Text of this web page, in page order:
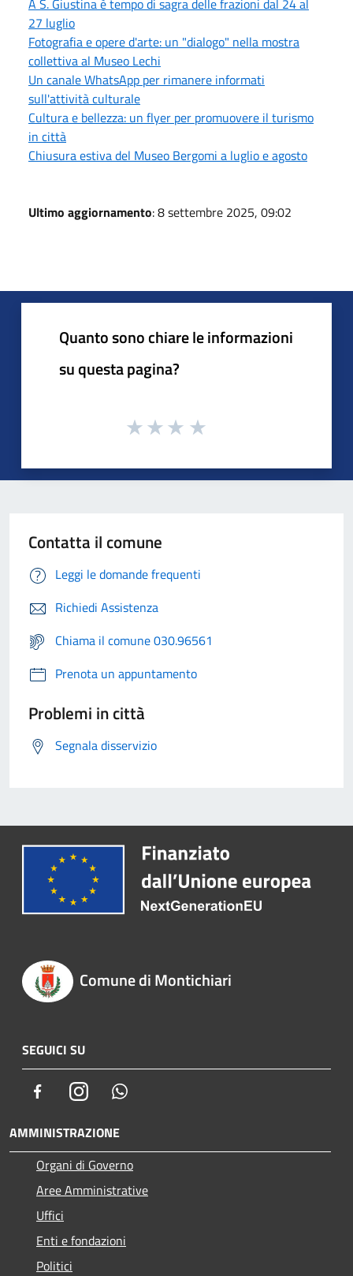
27 luglio
Fotografia e opere d'arte: un "dialogo" nella mostra
collettiva al Museo Lechi
Un canale WhatsApp per rimanere informati
sull'attività culturale
Cultura e bellezza: un flyer per promuovere il turismo
in città
Chiusura estiva del Museo Bergomi a luglio e agosto
Ultimo aggiornamento: 8 settembre 2025, 09:02
Quanto sono chiare le informazioni
su questa pagina?
Contatta il comune
Leggi le domande frequenti
Richiedi Assistenza
Chiama il comune 030.96561
Prenota un appuntamento
Problemi in città
Segnala disservizio
Comune di Montichiari
SEGUICI SU
FacebookInstagram
AMMINISTRAZIONE
Organi di Governo
Aree Amministrative
Uffici
Enti e fondazioni
Politici